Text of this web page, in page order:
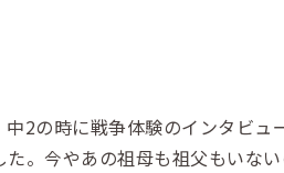
2の時に戦争体験のインタビュ
。今やあの祖母も祖父もいな